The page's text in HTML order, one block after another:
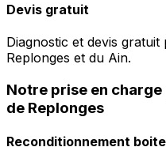
Devis gratuit
Diagnostic et devis
Replonges et du Ain.
Notre prise en
de Replonges
Reconditionnement